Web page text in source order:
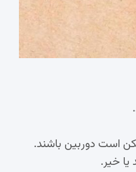
است دوربین باشند.
خیر.